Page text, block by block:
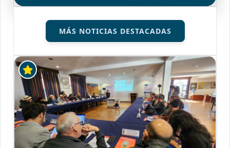
MÁS NOTICIAS DESTACADAS